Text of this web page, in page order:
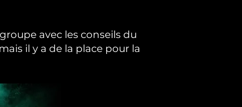
avec les conseils du
il y a de la place pour la